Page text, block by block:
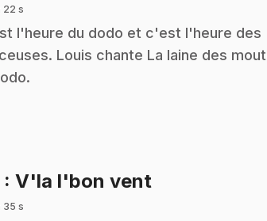
22 s
l'heure du dodo et c'est l'heure des
Louis chante La laine des
: V'la l'bon vent.
35 s